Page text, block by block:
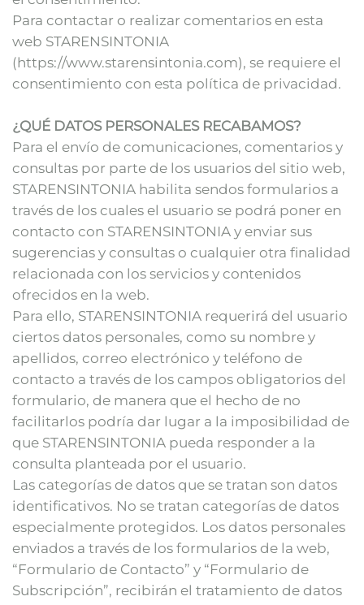
Para contactar o realizar comentarios en esta
web STARENSINTONIA
(https://www.starensintonia.com), se requiere el
consentimiento con esta política de privacidad.
¿QUÉ DATOS PERSONALES RECABAMOS?
Para el envío de comunicaciones, comentarios y
consultas por parte de los usuarios del sitio web,
STARENSINTONIA habilita sendos formularios a
través de los cuales el usuario se podrá poner en
contacto con STARENSINTONIA y enviar sus
sugerencias y consultas o cualquier otra finalidad
relacionada con los servicios y contenidos
ofrecidos en la web.
Para ello, STARENSINTONIA requerirá del usuario
ciertos datos personales, como su nombre y
apellidos, correo electrónico y teléfono de
contacto a través de los campos obligatorios del
formulario, de manera que el hecho de no
facilitarlos podría dar lugar a la imposibilidad de
que STARENSINTONIA pueda responder a la
consulta planteada por el usuario.
Las categorías de datos que se tratan son datos
identificativos. No se tratan categorías de datos
especialmente protegidos. Los datos personales
enviados a través de los formularios de la web,
“Formulario de Contacto” y “Formulario de
Subscripción”, recibirán el tratamiento de datos